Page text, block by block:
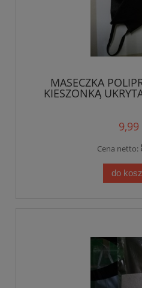
MASECZKA
KIESZONKĄ
FILTR +
9,99
Cena netto:
do